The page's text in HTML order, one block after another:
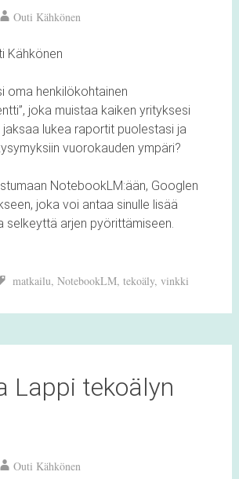
Outi Kähkönen
Kähkönen
oma henkilökohtainen
joka muistaa kaiken yrityksesi
lukea raportit puolestasi ja
vuorokauden ympäri?
NotebookLM:ään, Googlen
joka voi antaa sinulle lisää
selkeyttä arjen pyörittämiseen.
matkailu, NotebookLM, tekoäly, vinkki
Lappi tekoälyn
Outi Kähkönen